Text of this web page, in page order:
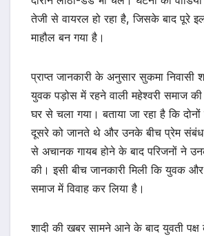
तेजी से वायरल हो रहा है, जिसके बाद पूरे
माहौल बन गया है।
प्राप्त जानकारी के अनुसार सुकमा निवासी
युवक पड़ोस में रहने वाली महेश्वरी समाज
घर से चला गया। बताया जा रहा है कि
दूसरे को जानते थे और उनके बीच प्रेम संबंध
से अचानक गायब होने के बाद परिजनों ने
की। इसी बीच जानकारी मिली कि युवक
समाज में विवाह कर लिया है।
शादी की खबर सामने आने के बाद युवती